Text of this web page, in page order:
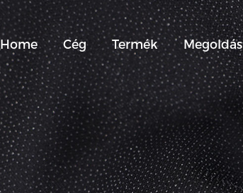
Home Cég Termék Megoldás